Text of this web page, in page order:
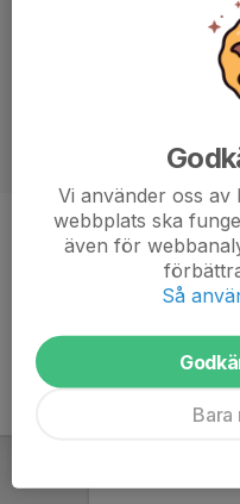
-
Vi använder oss
webbplats ska
även för
Så
Bara